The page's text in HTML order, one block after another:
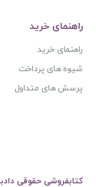
راهنمای خرید
راهنمای خرید
شیوه های پرداخت
پرسش های متداول
کتابفروشی حقوقی